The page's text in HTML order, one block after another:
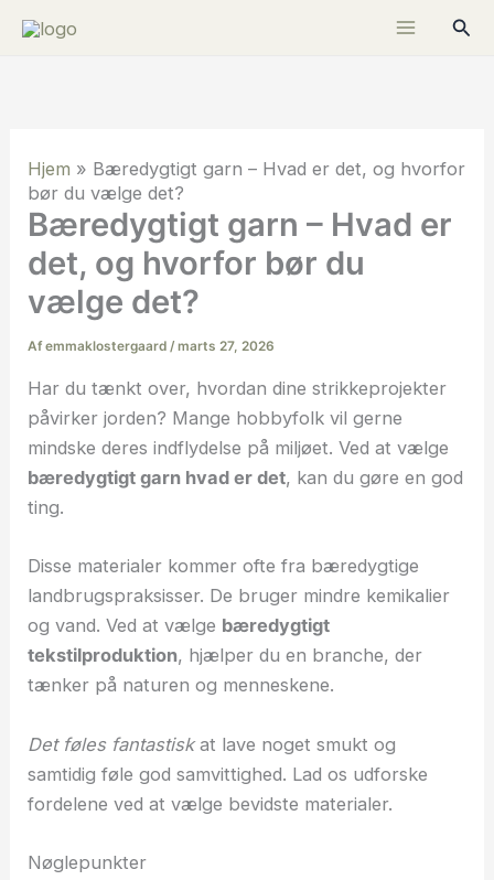
Søg
Hjem » Bæredygtigt garn – Hvad er det, og hvorfor
bør du vælge det?
Bæredygtigt garn – Hvad er
det, og hvorfor bør du
vælge det?
Afemmaklostergaard /marts 27, 2026
Har du tænkt over, hvordan dine strikkeprojekter
påvirker jorden? Mange hobbyfolk vil gerne
mindske deres indflydelse på miljøet. Ved at vælge
bæredygtigt garn hvad er det, kan du gøre en god
ting.
Disse materialer kommer ofte fra bæredygtige
landbrugspraksisser. De bruger mindre kemikalier
og vand. Ved at vælge bæredygtigt
tekstilproduktion, hjælper du en branche, der
tænker på naturen og menneskene.
Det føles fantastiskat lave noget smukt og
samtidig føle god samvittighed. Lad os udforske
fordelene ved at vælge bevidste materialer.
Nøglepunkter